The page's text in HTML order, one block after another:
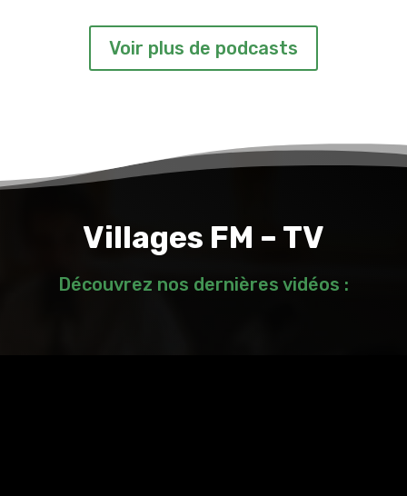
Voir plus de podcasts
Villages FM – TV
Découvrez nos dernières vidéos :